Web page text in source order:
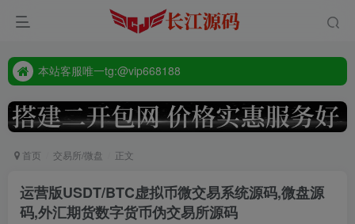
本站客服唯一tg:@vip668188
本站客服唯一tg:@vip668188
首页 交易所/微盘 正文
运营版USDT/BTC虚拟币微交易系统源码,微盘源
码,外汇期货数字货币伪交易所源码